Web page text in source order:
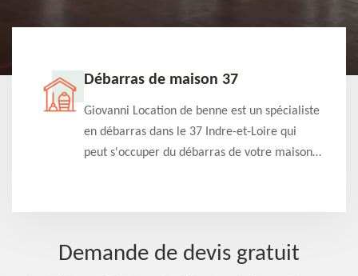
Débarras de maison 37
Giovanni Location de benne est un spécialiste
en débarras dans le 37 Indre-et-Loire qui
peut s'occuper du débarras de votre maison
Demande de devis gratuit